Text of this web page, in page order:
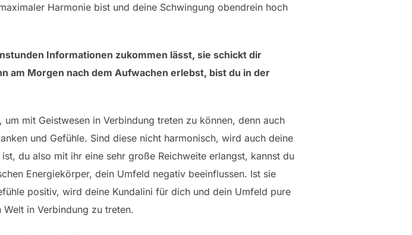
Harmonie bist und deine Schwingung obendrein hoch
Informationen zukommen lässt, sie schickt dir
am Morgen nach dem Aufwachen erlebst, bist du in der
mit Geistwesen in Verbindung treten zu können, denn auch
und Gefühle. Sind diese nicht harmonisch, wird auch deine
du also mit ihr eine sehr große Reichweite erlangst, kannst du
Energiekörper, dein Umfeld negativ beeinflussen. Ist sie
positiv, wird deine Kundalini für dich und dein Umfeld pure
in Verbindung zu treten.